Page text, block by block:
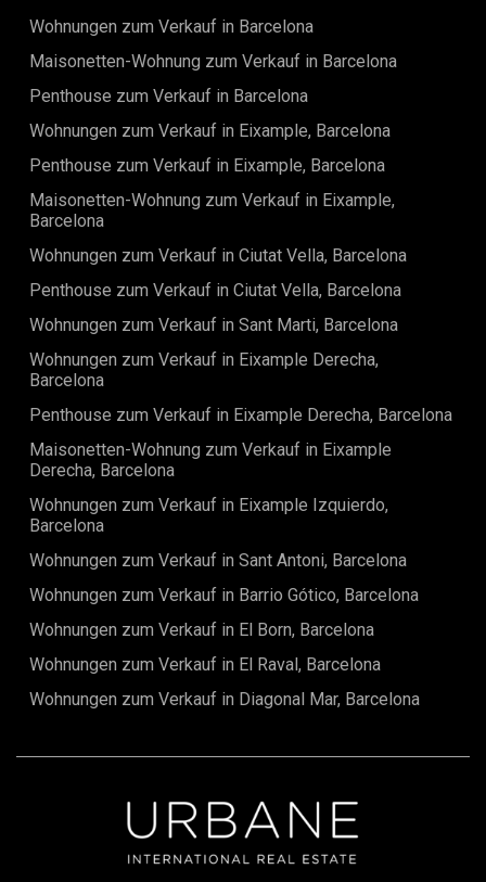
bemessen und bieten ausreichend Platz für ein
komfortables Wohnen und erholsame Nächte. Diese
Wohnung verkörpert modernes Wohnen in seiner schönsten
Oberflächen und Liebe zum Detail. Die offene und luftige
Raumaufteilung verbindet die Wohnbereiche nahtlos
miteinander und sorgt für einen harmonischen Fluss
zwischen den Räumen. Die Balkone bieten den perfekten
mediterrane Brise aufzunehmen. Die Wohnung befindet
sich im begehrten Viertel Eixample und profitiert von einer
erstklassigen Lage. Eixample ist bekannt für seine prächtige
Architektur, breiten Boulevards und ein vielfältiges Angebot
an Annehmlichkeiten. Von trendigen Boutiquen bis hin zu
unmittelbarer Nähe. Die ausgezeichnete Anbindung der
restlichen Barcelona. Zusammenfassend bietet diese
außergewöhnliche Wohnung eine einmalige Gelegenheit,
eine luxuriöse Residenz im Herzen von Eixample, Barcelona,
zu besitzen. Mit ihren drei Balkonen, zwei Badezimmern
und drei Schlafzimmern bietet sie eine perfekte
Kombination aus Stil, Komfort und Bequemlichkeit.
Wohnung Ihr Eigen zu nennen. Kontaktieren Sie uns noch
heute, um einen
Wohnungen zum Verkauf in Barcelona
Maisonetten-Wohnung zum Verkauf in Barcelona
Penthouse zum Verkauf in Barcelona
Wohnungen zum Verkauf in Eixample, Barcelona
Penthouse zum Verkauf in Eixample, Barcelona
Maisonetten-Wohnung zum Verkauf in Eixample,
Barcelona
Wohnungen zum Verkauf in Ciutat Vella, Barcelona
Penthouse zum Verkauf in Ciutat Vella, Barcelona
Wohnungen zum Verkauf in Sant Marti, Barcelona
Wohnungen zum Verkauf in Eixample Derecha,
Barcelona
Penthouse zum Verkauf in Eixample Derecha, Barcelona
Maisonetten-Wohnung zum Verkauf in Eixample
Derecha, Barcelona
Wohnungen zum Verkauf in Eixample Izquierdo,
Barcelona
Wohnungen zum Verkauf in Sant Antoni, Barcelona
Wohnungen zum Verkauf in Barrio Gótico, Barcelona
Wohnungen zum Verkauf in El Born, Barcelona
Wohnungen zum Verkauf in El Raval, Barcelona
Wohnungen zum Verkauf in Diagonal Mar, Barcelona